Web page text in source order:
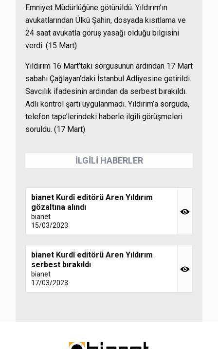
Emniyet Müdürlüğüne götürüldü. Yıldırım’ın
avukatlarından Ülkü Şahin, dosyada kısıtlama ve
24 saat avukatla görüş yasağı olduğu bilgisini
verdi. (15 Mart)
Yıldırım 16 Mart’taki sorgusunun ardından 17 Mart
sabahı Çağlayan’daki İstanbul Adliyesine getirildi.
Savcılık ifadesinin ardından da serbest bırakıldı.
Adli kontrol şartı uygulanmadı. Yıldırım’a sorguda,
telefon tape’lerindeki haberle ilgili görüşmeleri
soruldu. (17 Mart)
İLGİLİ HABERLER
bianet Kurdî editörü Aren Yıldırım
gözaltına alındı
bianet
15/03/2023
bianet Kurdî editörü Aren Yıldırım
serbest bırakıldı
bianet
17/03/2023